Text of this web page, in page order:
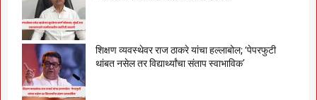
शिक्षण व्यवस्थेवर राज ठाकरे यांचा हल्लाबोल; ‘पेपरफुटी
थांबत नसेल तर विद्यार्थ्यांचा संताप स्वाभाविक’